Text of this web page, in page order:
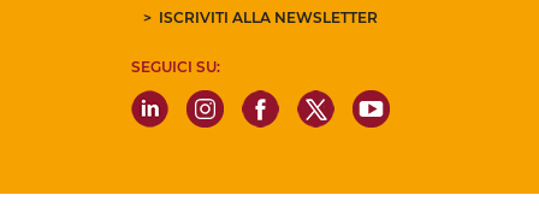
ISCRIVITI ALLA NEWSLETTER
SEGUICI SU: